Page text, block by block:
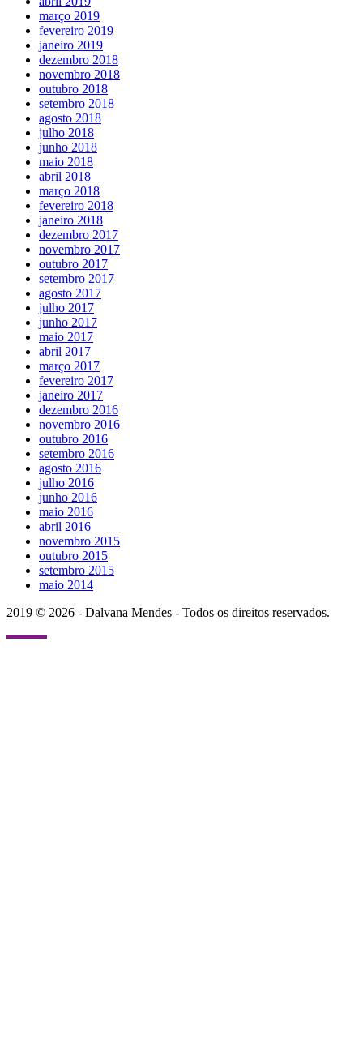
março 2019
fevereiro 2019
janeiro 2019
dezembro 2018
novembro 2018
outubro 2018
setembro 2018
agosto 2018
julho 2018
junho 2018
maio 2018
abril 2018
março 2018
fevereiro 2018
janeiro 2018
dezembro 2017
novembro 2017
outubro 2017
setembro 2017
agosto 2017
julho 2017
junho 2017
maio 2017
abril 2017
março 2017
fevereiro 2017
janeiro 2017
dezembro 2016
novembro 2016
outubro 2016
setembro 2016
agosto 2016
julho 2016
junho 2016
maio 2016
abril 2016
novembro 2015
outubro 2015
setembro 2015
maio 2014
2019 © 2026 - Dalvana Mendes - Todos os direitos reservados.